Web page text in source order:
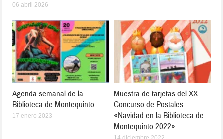
06 abril 2026
Agenda semanal de la
Biblioteca de Montequinto
17 enero 2023
Muestra de tarjetas del XX
Concurso de Postales
«Navidad en la Biblioteca de
Montequinto 2022»
14 diciembre 2022